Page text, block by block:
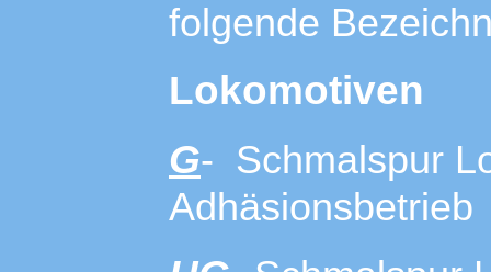
folgende
Lokomotiven
G- Schmalspur
Adhäsionsbetrieb